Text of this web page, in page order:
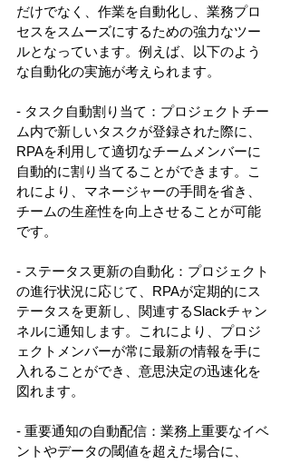
だけでなく、作業を自動化し、業務プロ
セスをスムーズにするための強力なツー
ルとなっています。例えば、以下のよう
な自動化の実施が考えられます。
- タスク自動割り当て：プロジェクトチー
ム内で新しいタスクが登録された際に、
RPAを利用して適切なチームメンバーに
自動的に割り当てることができます。こ
れにより、マネージャーの手間を省き、
チームの生産性を向上させることが可能
です。
- ステータス更新の自動化：プロジェクト
の進行状況に応じて、RPAが定期的にス
テータスを更新し、関連するSlackチャン
ネルに通知します。これにより、プロジ
ェクトメンバーが常に最新の情報を手に
入れることができ、意思決定の迅速化を
図れます。
- 重要通知の自動配信：業務上重要なイベ
ントやデータの閾値を超えた場合に、